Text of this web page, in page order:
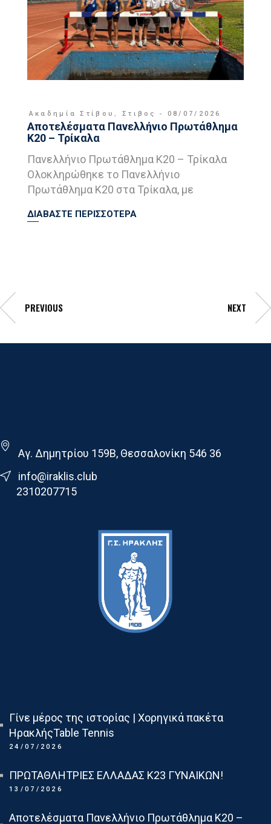
Ακαδημία Στίβου , Στιβος 08/07/2026
Αποτελέσματα Πανελλήνιο Πρωτάθλημα
Κ20 – Τρίκαλα
Πανελλήνιο Πρωτάθλημα Κ20 – Τρίκαλα
Ολοκληρώθηκε το Πανελλήνιο
Πρωτάθλημα Κ20 στα Τρίκαλα, με
ΔΙΑΒΑΣΤΕ ΠΕΡΙΣΣΟΤΕΡΑ
PREVIOUS NEXT
Αγ. Δημητρίου 159Β, Θεσσαλονίκη 546 36
info@iraklis.club
2310207715
Γίνε μέρος της ιστορίας | Χορηγικά πακέτα
ΗρακλήςTable Tennis
24/07/2026
ΠΡΩΤΑΘΛΗΤΡΙΕΣ ΕΛΛΑΔΑΣ Κ23 ΓΥΝΑΙΚΩΝ!
13/07/2026
Αποτελέσματα Πανελλήνιο Πρωτάθλημα Κ20 –